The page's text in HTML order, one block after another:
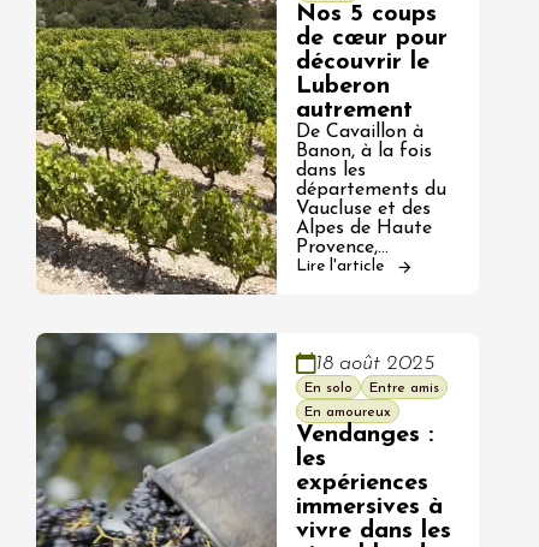
Nos 5 coups
de cœur pour
découvrir le
Luberon
autrement
De Cavaillon à
Banon, à la fois
dans les
départements du
Vaucluse et des
Alpes de Haute
Provence,…
Lire l'article
18 août 2025
En solo
Entre amis
En amoureux
Vendanges :
les
expériences
immersives à
vivre dans les